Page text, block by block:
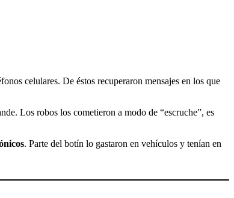
celulares. De éstos recuperaron mensajes en los que
Los robos los cometieron a modo de “escruche”, es
. Parte del botín lo gastaron en vehículos y tenían en